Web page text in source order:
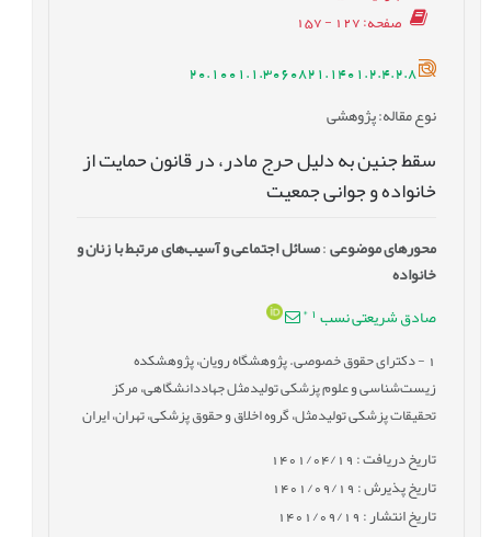
صفحه: 127 - 157
20.1001.1.3060821.1401.2.4.2.8
نوع مقاله: پژوهشی
سقط جنین به ‏دلیل حرج مادر، در قانون حمایت از
خانواده و جوانی جمعیت
محورهای موضوعی:مسائل اجتماعی و آسیب‌های مرتبط با زنان و
خانواده
صادق شریعتی‏ نسب1
*
- دکترای حقوق خصوصی. پژوهشگاه رویان، پژوهشکده
زیست‌شناسی و علوم پزشکی تولیدمثل جهاددانشگاهی، مرکز
تحقیقات پزشکی تولیدمثل، گروه اخلاق و حقوق پزشکی، تهران، ایران
تاریخ دریافت : 1401/04/19
تاریخ پذیرش : 1401/09/19
تاریخ انتشار : 1401/09/19